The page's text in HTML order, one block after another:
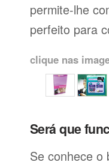
permite-lhe
perfeito para
clique nas
Será que
Se conhece o